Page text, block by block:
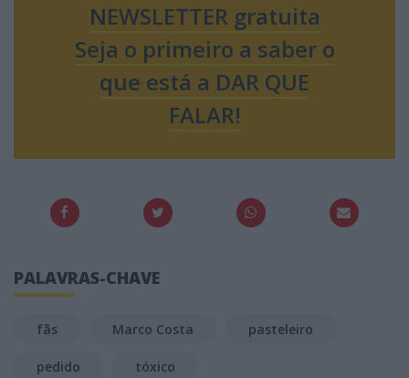
NEWSLETTER gratuita
Seja o primeiro a saber o
que está a DAR QUE
FALAR!
PALAVRAS-CHAVE
fãs Marco Costa pasteleiro
pedido tóxico